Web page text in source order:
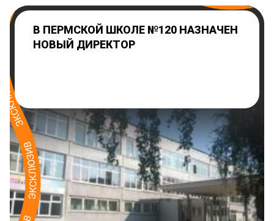
В ПЕРМСКОЙ ШКОЛЕ №120 НАЗНАЧЕН
НОВЫЙ ДИРЕКТОР